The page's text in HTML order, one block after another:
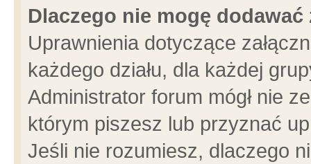
Dlaczego nie mogę dodawać
Uprawnienia dotyczące
każdego działu, dla każdej
Administrator forum mógł nie
którym piszesz lub przyznać
Jeśli nie rozumiesz, dlaczego